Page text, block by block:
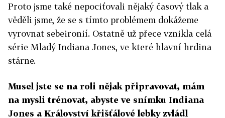
Proto jsme také nepociťovali nějaký časový tlak a
věděli jsme, že se s tímto problémem dokážeme
vyrovnat sebeironií. Ostatně už přece vznikla celá
série Mladý Indiana Jones, ve které hlavní hrdina
stárne.
Musel jste se na roli nějak připravovat, mám
na mysli trénovat, abyste ve snímku Indiana
Jones a Království křišťálové lebky zvládl